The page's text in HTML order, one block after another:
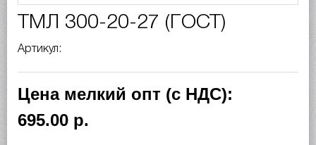
ТМЛ 300-20-27 (ГОСТ)
Артикул:
Цена мелкий опт (с НДС):
695.00 р.